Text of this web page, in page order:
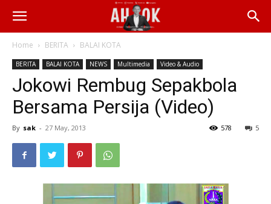
Home BERITA BALAI KOTA
BERITA BALAI KOTA NEWS Multimedia Video & Audio
Jokowi Rembug Sepakbola
Bersama Persija (Video)
By sak - 27 May, 2013 5
578